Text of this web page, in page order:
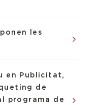
les
en Publicitat,
de
programa de